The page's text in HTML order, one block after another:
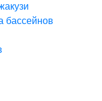
бассейнов